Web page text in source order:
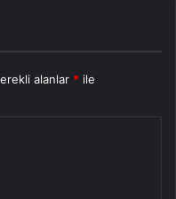
alanlar * ile